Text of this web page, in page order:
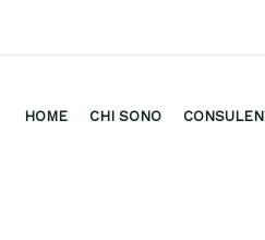
HOME CHI SONO